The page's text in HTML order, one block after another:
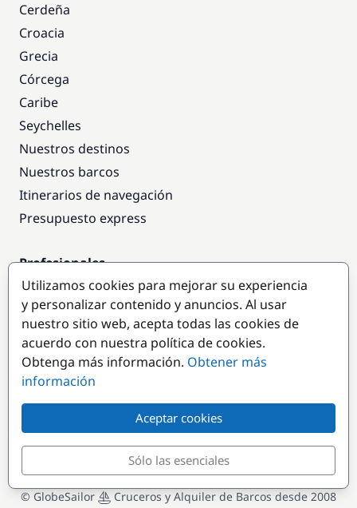
Cerdeña
Croacia
Grecia
Córcega
Caribe
Seychelles
Nuestros destinos
Nuestros barcos
Itinerarios de navegación
Presupuesto express
Profesionales
Acceso empresas
Colaborar como empresa
Destinos populares
© GlobeSailor Cruceros y Alquiler de Barcos desde 2008
Utilizamos cookies para mejorar su experiencia
y personalizar contenido y anuncios. Al usar
nuestro sitio web, acepta todas las cookies de
acuerdo con nuestra política de cookies.
Obtenga más información. Obtener más
información
Aceptar cookies
Sólo las esenciales